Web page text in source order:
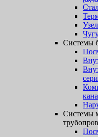
Системы
Системы